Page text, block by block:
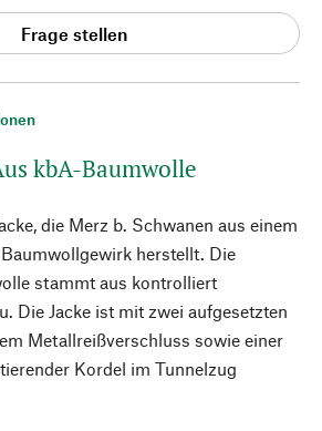
kbA-Baumwolle
die Merz b. Schwanen aus einem
herstellt. Die
stammt aus kontrolliert
Die Jacke ist mit zwei aufgesetzten
Metallreißverschluss sowie einer
Kordel im Tunnelzug
Frage stellen